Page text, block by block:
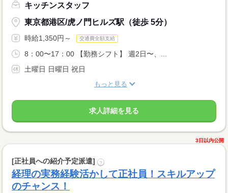
キッチンスタッフ
東京都港区/虎ノ門ヒルズ駅（徒歩 5分）
時給1,350円～ 交通費全額支給
8：00〜17：00 【勤務シフト】 週2日〜、...
土曜日 日曜日 祝日
もっと見る
求人詳細を見る
3日以内公開
[正社員への紹介予定派遣] ?
経理の実務経験活かして正社員！スキルアップ
のチャンス！